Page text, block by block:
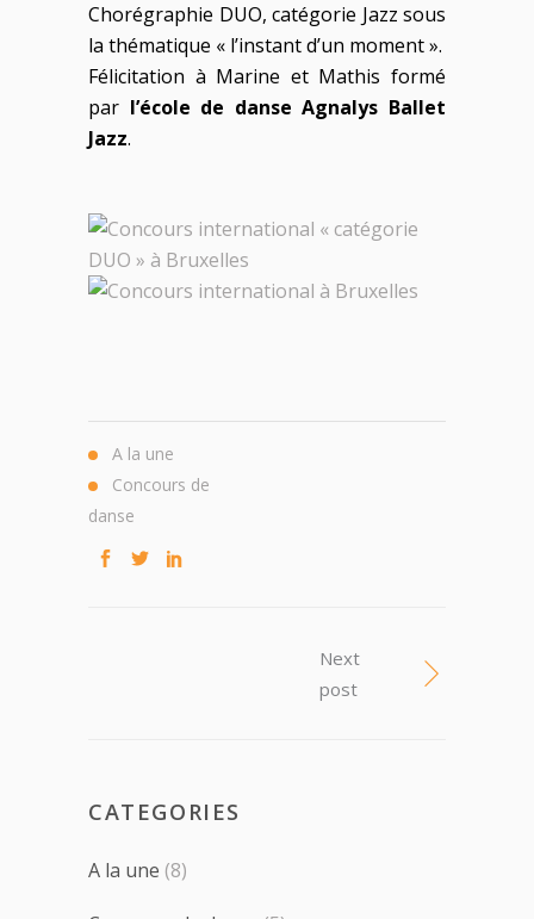
Chorégraphie DUO, catégorie Jazz sous
la thématique « l’instant d’un moment ».
Félicitation à Marine et Mathis formé
par l’école de danse Agnalys Ballet
Jazz.
A la une
Concours de
danse
Next
post
CATEGORIES
A la une (8)